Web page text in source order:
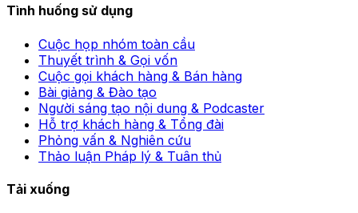
Tình huống sử dụng
Cuộc họp nhóm toàn cầu
Thuyết trình & Gọi vốn
Cuộc gọi khách hàng & Bán hàng
Bài giảng & Đào tạo
Người sáng tạo nội dung & Podcaster
Hỗ trợ khách hàng & Tổng đài
Phỏng vấn & Nghiên cứu
Thảo luận Pháp lý & Tuân thủ
Tải xuống